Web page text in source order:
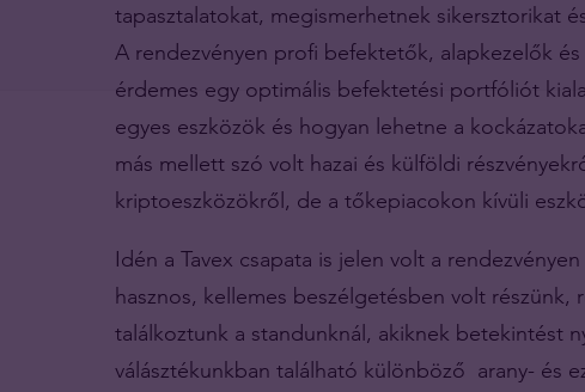
tapasztalatokat, megismerhetnek sikersztorikat
A rendezvényen profi befektetők, alapkezelők
érdemes egy optimális befektetési portfóliót
egyes eszközök és hogyan lehetne a
más mellett szó volt hazai és külföldi
kriptoeszközökről, de a tőkepiacokon kívüli
Idén a Tavex csapata is jelen volt a
hasznos, kellemes beszélgetésben volt
találkoztunk a standunknál, akiknek betekintést
válásztékunkban található különböző arany- és